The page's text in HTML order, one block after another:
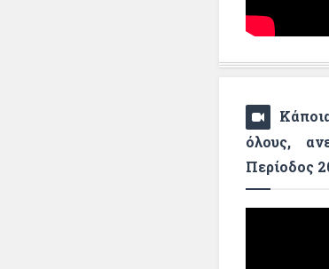
όλους,
Περίοδος